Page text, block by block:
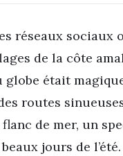
réseaux sociaux
de la côte
était
routes
de mer, un
jours de l’été.